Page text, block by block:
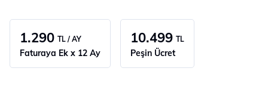
1.290 TL / AY
Faturaya Ek x 12 Ay
10.499 TL
Peşin Ücret